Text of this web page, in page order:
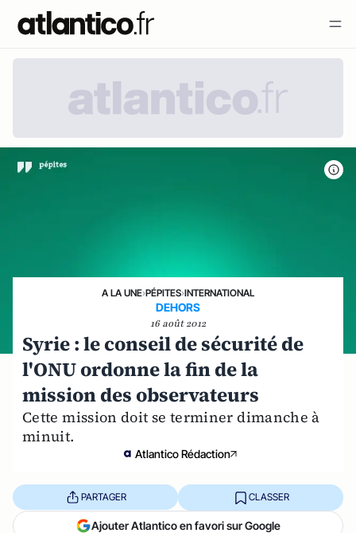
A LA UNE›PÉPITES›INTERNATIONAL
DEHORS
16 août 2012
Syrie : le conseil de sécurité de
l'ONU ordonne la fin de la
mission des observateurs
Cette mission doit se terminer dimanche à
minuit.
Atlantico Rédaction
PARTAGER CLASSER
Ajouter Atlantico en favori sur Google